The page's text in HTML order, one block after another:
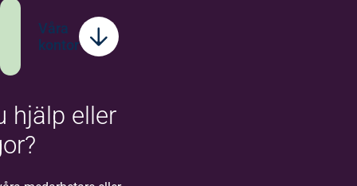
Våra
kontor
Bilda
hjälp eller